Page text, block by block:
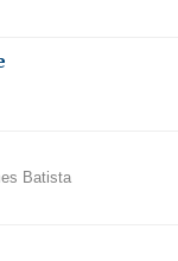
Batista